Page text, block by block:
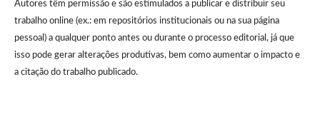
Autores têm permissão e são estimulados a publicar e distribuir seu
trabalho online (ex.: em repositórios institucionais ou na sua página
pessoal) a qualquer ponto antes ou durante o processo editorial, já que
isso pode gerar alterações produtivas, bem como aumentar o impacto e
a citação do trabalho publicado.